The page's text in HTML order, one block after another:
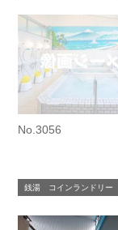
No.3056
銭湯 コインランドリー